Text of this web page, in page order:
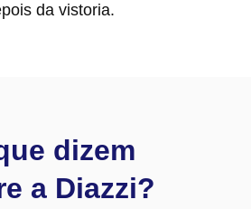
da vistoria.
dizem
a Diazzi?